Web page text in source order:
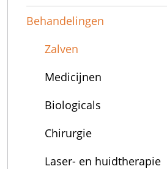
Behandelingen
Zalven
Medicijnen
Biologicals
Chirurgie
Laser- en huidtherapie